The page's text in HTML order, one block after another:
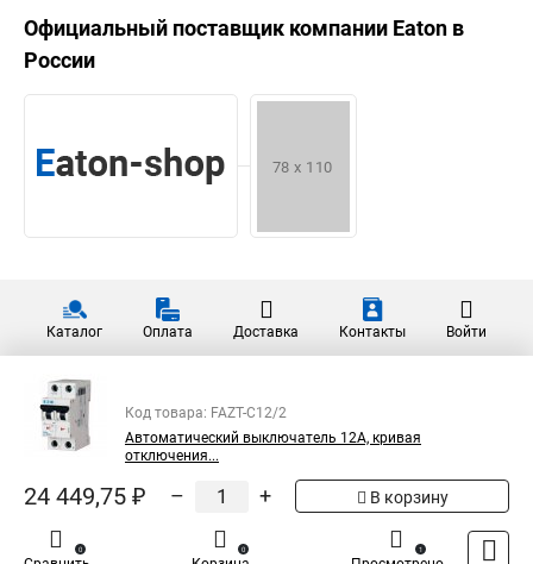
Официальный поставщик компании Eaton в
России
Каталог Оплата Доставка Контакты Войти
Код товара: FAZT-C12/2
Автоматический выключатель 12А, кривая
отключения...
24 449,75 ₽ – + В корзину
0 0 1